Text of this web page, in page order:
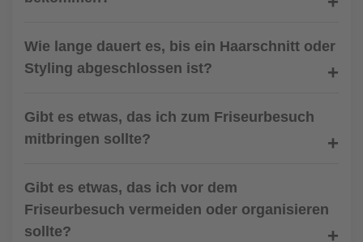
Wie lange dauert es, bis ein Haarschnitt oder
Styling abgeschlossen ist?
Gibt es etwas, das ich zum Friseurbesuch
mitbringen sollte?
Gibt es etwas, das ich vor dem
Friseurbesuch vermeiden oder organisieren
sollte?